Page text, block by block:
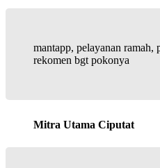
mantapp, pelayanan ramah,
rekomen bgt pokonya
Mitra Utama Ciputat